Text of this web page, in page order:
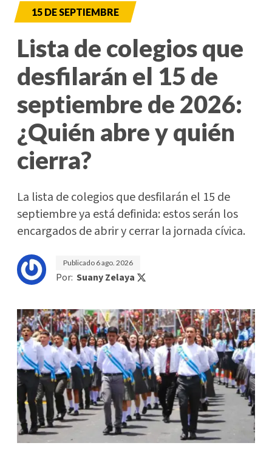
15 DE SEPTIEMBRE
Lista de colegios que
desfilarán el 15 de
septiembre de 2026:
¿Quién abre y quién
cierra?
La lista de colegios que desfilarán el 15 de
septiembre ya está definida: estos serán los
encargados de abrir y cerrar la jornada cívica.
Publicado 6 ago. 2026
Por: Suany Zelaya